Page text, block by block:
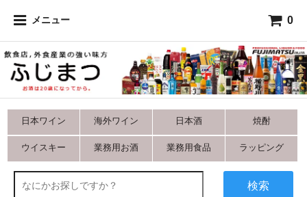
メニュー 0
日本ワイン 海外ワイン 日本酒 焼酎
ウイスキー 業務用お酒 業務用食品 ラッピング
検索